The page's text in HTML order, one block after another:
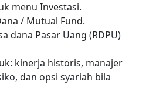
menu Investasi.
/ Mutual Fund.
dana Pasar Uang (RDPU)
kinerja historis, manajer
dan opsi syariah bila